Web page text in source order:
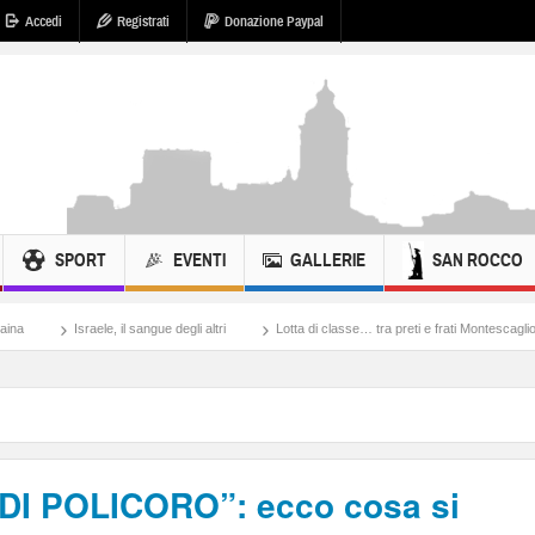
Accedi Registrati Donazione Paypal
SPORT EVENTI GALLERIE SAN ROCCO
sangue degli altri Lotta di classe… tra preti e frati Montescaglioso
POLICORO”: ecco cosa si